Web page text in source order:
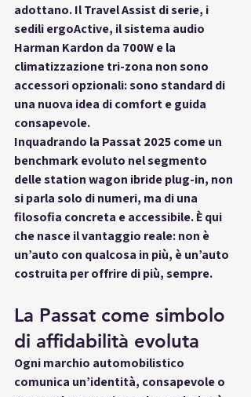
adottano. Il Travel Assist di serie, i
sedili ergoActive, il sistema audio
Harman Kardon da 700W e la
climatizzazione tri-zona non sono
accessori opzionali: sono standard di
una nuova idea di comfort e guida
consapevole.
Inquadrando la Passat 2025 come un
benchmark evoluto nel segmento
delle station wagon ibride plug-in, non
si parla solo di numeri, ma di una
filosofia concreta e accessibile. È qui
che nasce il vantaggio reale: non è
un’auto con qualcosa in più, è un’auto
costruita per offrire di più, sempre.
La Passat come simbolo
di affidabilità evoluta
Ogni marchio automobilistico
comunica un’identità, consapevole o